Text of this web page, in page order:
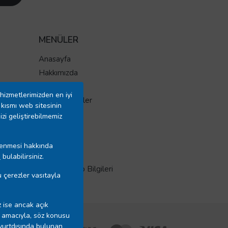
MENÜLER
Anasayfa
Hakkımızda
İndirimli Ürünler
Yeni Ürünler
İletişim
Mağazalar
Banka Hesap Bilgileri
en iyi
web sitesinin
geliştirebilmemiz
hakkında
bulabilirsiniz.
vasıtayla
ancak açık
söz konusu